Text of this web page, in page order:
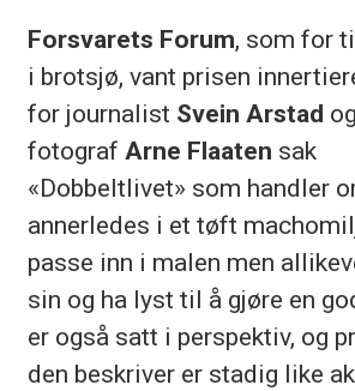
Forsvarets Forum, som for
i brotsjø, vant prisen
for journalist Svein Arstad og
fotograf Arne Flaaten sak
«Dobbeltlivet» som handler
annerledes i et tøft
passe inn i malen men
sin og ha lyst til å gjøre en
er også satt i perspektiv, og
den beskriver er stadig like